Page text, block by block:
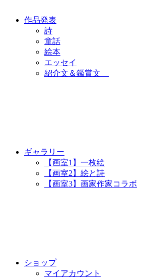
作品発表
詩
童話
絵本
エッセイ
紹介文＆鑑賞文
ギャラリー
【画室1】一枚絵
【画室2】絵と詩
【画室3】画家作家コラボ
ショップ
マイアカウント